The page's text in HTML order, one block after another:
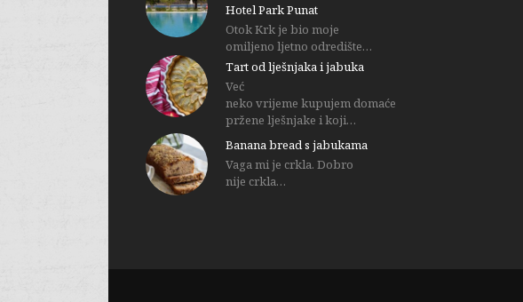
Hotel Park Punat
Otok Krk je bio moje
omiljeno ljetno odredište…
Tart od lješnjaka i jabuka
Već
neko vrijeme kupujem domaće
pržene lješnjake i koji…
Banana bread s jabukama
Vaga mi je crkla. Dobro
nije crkla…